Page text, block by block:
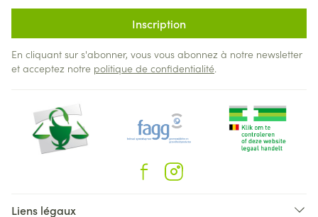
Inscription
En cliquant sur s'abonner, vous vous abonnez à notre newsletter
et acceptez notre politique de confidentialité.
Liens légaux